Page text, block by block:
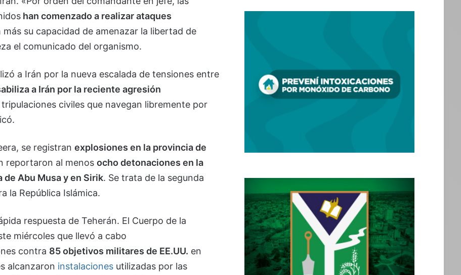
han comenzado a realizar ataques
más su capacidad de amenazar la libertad de
el comunicado del organismo.
a Irán por la nueva escalada de tensiones entre
a Irán por la reciente agresión
civiles que navegan libremente por
se registran explosiones en la provincia de
reportaron al menos ocho detonaciones en la
de Abu Musa y en Sirik. Se trata de la segunda
la República Islámica.
respuesta de Teherán. El Cuerpo de la
miércoles que llevó a cabo
contra 85 objetivos militares de EE.UU. en
alcanzaron instalacionesutilizadas por las